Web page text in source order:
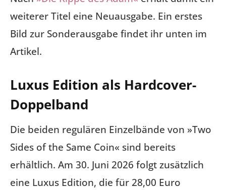
weiterer Titel eine Neuausgabe. Ein erstes
Bild zur Sonderausgabe findet ihr unten im
Artikel.
Luxus Edition als Hardcover-
Doppelband
Die beiden regulären Einzelbände von »Two
Sides of the Same Coin« sind bereits
erhältlich. Am 30. Juni 2026 folgt zusätzlich
eine Luxus Edition, die für 28,00 Euro